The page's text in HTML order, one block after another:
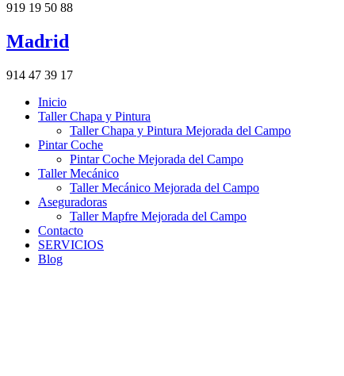
919 19 50 88
Madrid
914 47 39 17
Inicio
Taller Chapa y Pintura
Taller Chapa y Pintura Mejorada del Campo
Pintar Coche
Pintar Coche Mejorada del Campo
Taller Mecánico
Taller Mecánico Mejorada del Campo
Aseguradoras
Taller Mapfre Mejorada del Campo
Contacto
SERVICIOS
Blog